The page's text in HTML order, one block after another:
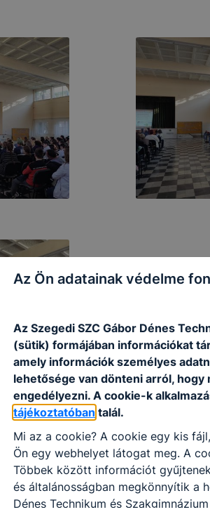
Az Ön adatainak védelme
Az Szegedi SZC Gábor Dénes
(sütik) formájában információkat
amely információk személyes
lehetősége van dönteni arról,
engedélyezni. A cookie-k
tájékoztatóban talál.
Mi az a cookie? A cookie egy kis
Ön egy webhelyet látogat meg. A
Többek között információt
és általánosságban megkönnyítik a
Dénes Technikum és